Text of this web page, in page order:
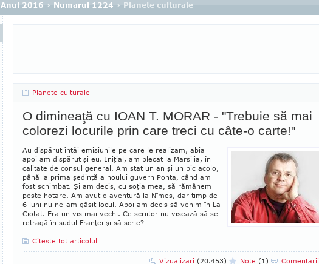
Anul 2016 › Numarul 1224 › Planete culturale
Planete culturale
O dimineaţă cu IOAN T. MORAR - "Trebuie să mai
colorezi locurile prin care treci cu câte-o carte!"
Au dispărut întâi emisiunile pe care le realizam, abia
apoi am dispărut şi eu. Iniţial, am plecat la Marsilia, în
calitate de consul general. Am stat un an şi un pic acolo,
până la prima şedinţă a noului gu­vern Ponta, când am
fost schimbat. Şi am decis, cu soţia mea, să rămânem
peste ho­tare. Am avut o aventură la Nîmes, dar timp de
6 luni nu ne-am găsit locul. Apoi am decis să venim în La
Ciotat. Era un vis mai vechi. Ce scriitor nu visează să se
retragă în sudul Franţei şi să scrie?
Citeste tot articolul
Vizualizari (20.453) Note (1) Comentarii